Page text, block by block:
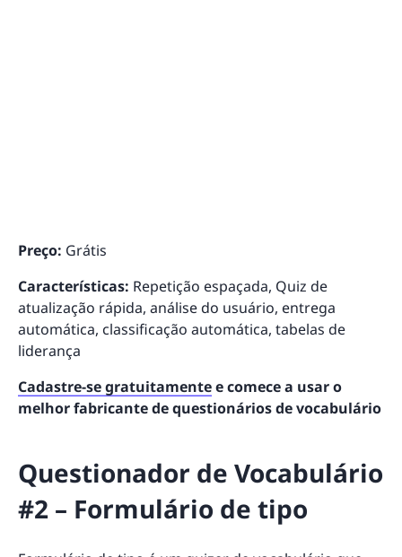
Preço: Grátis
Características: Repetição espaçada, Quiz de
atualização rápida, análise do usuário, entrega
automática, classificação automática, tabelas de
liderança
Cadastre-se gratuitamentee comece a usar o
melhor fabricante de questionários de vocabulário
Questionador de Vocabulário
#2 – Formulário de tipo